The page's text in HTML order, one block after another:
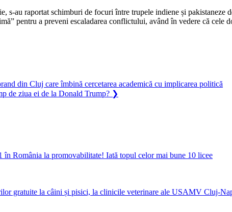
din
Kashmir
s-au raportat schimburi de focuri între trupele indiene și
pentru a preveni escaladarea conflictului, având în vedere că cele
din Cluj care îmbină cercetarea academică cu implicarea politică
de ziua ei de la Donald Trump? ❯
România la promovabilitate! Iată topul celor mai bune 10 licee
gratuite la câini și pisici, la clinicile veterinare ale USAMV Cluj-